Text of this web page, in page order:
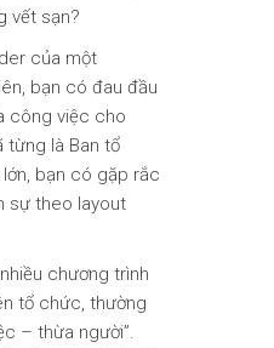
vết sạn?
của một
bạn có đau đầu
công việc cho
từng là Ban tổ
bạn có gặp rắc
sự theo layout
chương trình
tổ chức, thường
– thừa người”.